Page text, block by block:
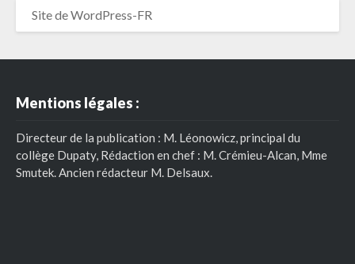
Site de WordPress-FR
Mentions légales :
Directeur de la publication : M. Léonowicz, principal du
collège Dupaty, Rédaction en chef : M. Crémieu-Alcan, Mme
Smutek. Ancien rédacteur M. Delsaux.